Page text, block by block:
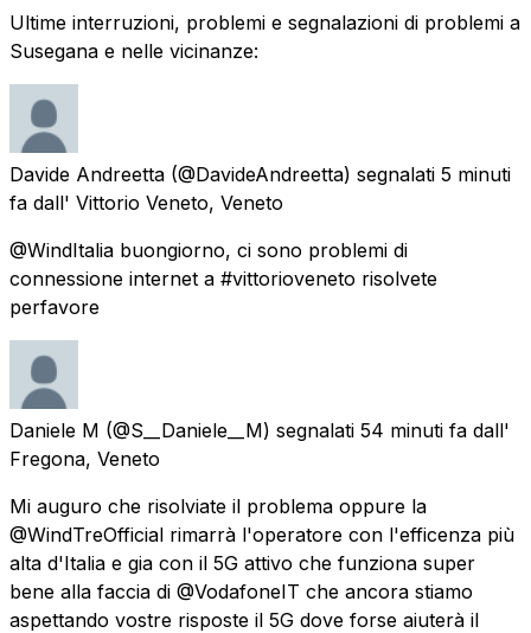
Ultime interruzioni, problemi e segnalazioni di problemi a
Susegana e nelle vicinanze:
Davide Andreetta (@DavideAndreetta) segnalati 5 minuti
fa dall' Vittorio Veneto, Veneto
@WindItalia buongiorno, ci sono problemi di
connessione internet a #vittorioveneto risolvete
perfavore
Daniele M (@S__Daniele__M) segnalati 54 minuti fa dall'
Fregona, Veneto
Mi auguro che risolviate il problema oppure la
@WindTreOfficial rimarrà l'operatore con l'efficenza più
alta d'Italia e gia con il 5G attivo che funziona super
bene alla faccia di @VodafoneIT che ancora stiamo
aspettando vostre risposte il 5G dove forse aiuterà il